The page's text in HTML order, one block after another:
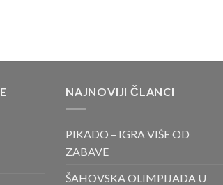
NAJNOVIJI ČLANCI
PIKADO – IGRA VIŠE OD
ZABAVE
ŠAHOVSKA OLIMPIJADA U